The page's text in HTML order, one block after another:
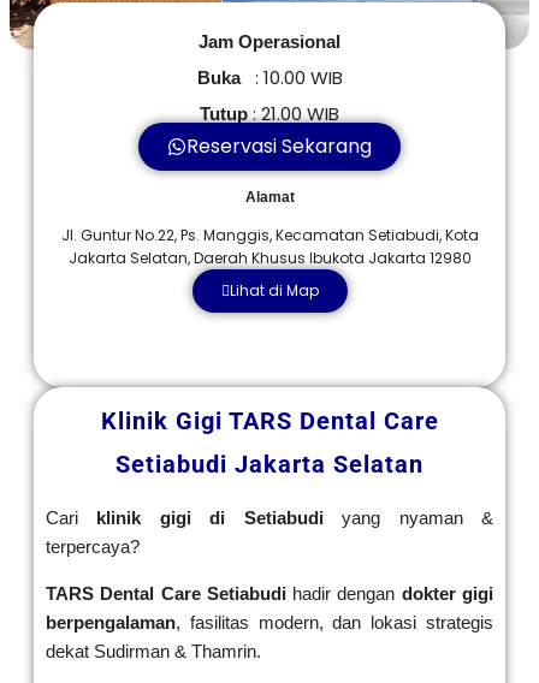
Jam Operasional
Buka: 10.00 WIB
Tutup: 21.00 WIB
Reservasi Sekarang
Alamat
Jl. Guntur No.22, Ps. Manggis, Kecamatan Setiabudi, Kota
Jakarta Selatan, Daerah Khusus Ibukota Jakarta 12980
Lihat di Map
Klinik Gigi TARS Dental Care
Setiabudi Jakarta Selatan
Cari klinik gigi di Setiabudiyang nyaman &
terpercaya?
TARS Dental Care Setiabudihadir dengan dokter gigi
berpengalaman, fasilitas modern, dan lokasi strategis
dekat Sudirman & Thamrin.